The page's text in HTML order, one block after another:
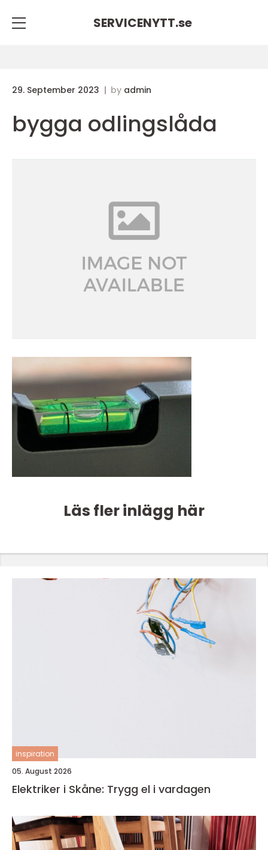
SERVICENYTT.se
29. September 2023 by admin
bygga odlingslåda
Läs fler inlägg här
inspiration
05. August 2026
Elektriker i Skåne: Trygg el i vardagen